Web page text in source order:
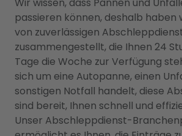
passieren können, deshalb haben
von zuverlässigen
zusammengestellt, die Ihnen 24
Tage die Woche zur Verfügung
sich um eine Autopanne, einen
sonstigen Notfall handelt, diese
sind bereit, Ihnen schnell und
Unser Abschleppdienst-